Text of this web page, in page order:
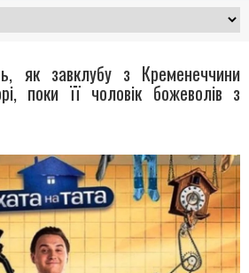
як завклубу з Кременеччини
поки її чоловік божеволів з